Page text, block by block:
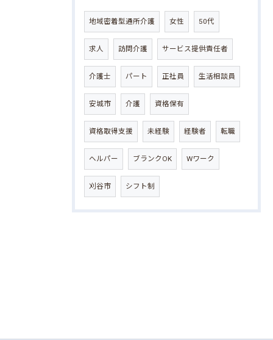
地域密着型通所介護 女性 50代
求人 訪問介護 サービス提供責任者
介護士 パート 正社員 生活相談員
安城市 介護 資格保有
資格取得支援 未経験 経験者 転職
ヘルパー ブランクOK Wワーク
刈谷市 シフト制